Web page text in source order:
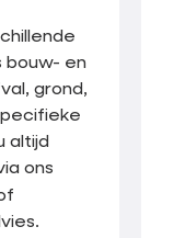
bouw- en
grond,
altijd
ons